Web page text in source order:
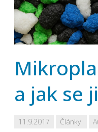
a jak se
11.9.2017 Články